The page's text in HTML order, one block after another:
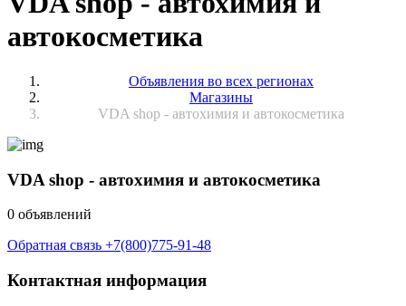
автокосметика
Объявления во всех регионах
Магазины
VDA shop - автохимия и автокосметика
VDA shop - автохимия и автокосметика
0 объявлений
Обратная связь +7(800)775-91-48
Контактная информация